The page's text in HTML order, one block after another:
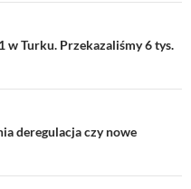
w Turku. Przekazaliśmy 6 tys.
deregulacja czy nowe